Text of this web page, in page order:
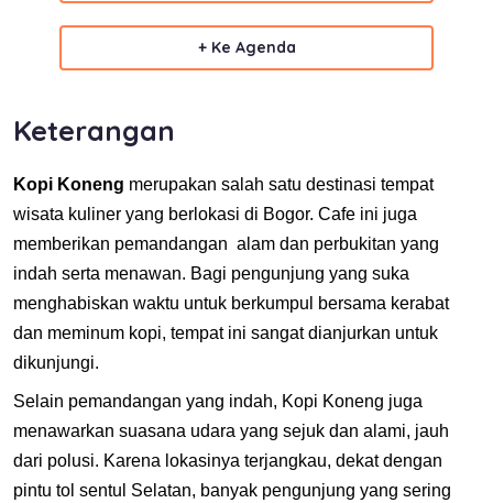
+ Ke Agenda
Keterangan
Kopi Koneng merupakan salah satu destinasi tempat
wisata kuliner yang berlokasi di Bogor. Cafe ini juga
memberikan pemandangan alam dan perbukitan yang
indah serta menawan. Bagi pengunjung yang suka
menghabiskan waktu untuk berkumpul bersama kerabat
dan meminum kopi, tempat ini sangat dianjurkan untuk
dikunjungi.
Selain pemandangan yang indah, Kopi Koneng juga
menawarkan suasana udara yang sejuk dan alami, jauh
dari polusi. Karena lokasinya terjangkau, dekat dengan
pintu tol sentul Selatan, banyak pengunjung yang sering